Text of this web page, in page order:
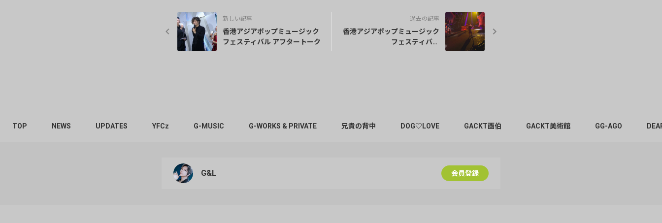
新しい記事
香港アジアポップミュージック
フェスティバル アフタートーク
過去の記事
香港アジアポップミュージック
フェスティバル
TOP NEWS UPDATES YFCz G-MUSIC G-WORKS & PRIVATE 兄貴の背中 DOG♡LOVE GACKT画伯 GACKT美術館 GG-AGO
G&L 会員登録